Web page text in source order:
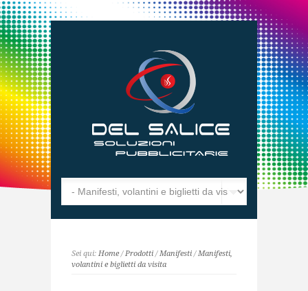
Sei qui: Home/Prodotti /Manifesti /Manifesti,
volantini e biglietti da visita